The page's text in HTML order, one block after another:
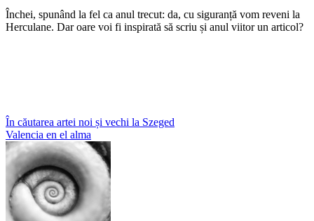
Închei, spunând la fel ca anul trecut: da, cu siguranță vom reveni la
Herculane. Dar oare voi fi inspirată să scriu și anul viitor un articol?
Post
navigation
În căutarea artei noi și vechi la Szeged
Valencia en el alma